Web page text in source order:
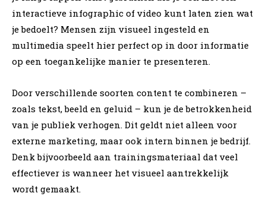
interactieve infographic of video kunt laten zien wat
je bedoelt? Mensen zijn visueel ingesteld en
multimedia speelt hier perfect op in door informatie
op een toegankelijke manier te presenteren.
Door verschillende soorten content te combineren –
zoals tekst, beeld en geluid – kun je de betrokkenheid
van je publiek verhogen. Dit geldt niet alleen voor
externe marketing, maar ook intern binnen je bedrijf.
Denk bijvoorbeeld aan trainingsmateriaal dat veel
effectiever is wanneer het visueel aantrekkelijk
wordt gemaakt.